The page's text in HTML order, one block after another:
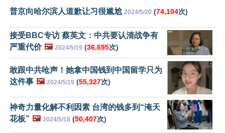
普京向哈尔滨人道歉让习很尴尬 2024/5/20 (74,104次)
接受BBC专访 蔡英文：中共要认清战争有
严重代价 🖼️ 2024/5/19 (36,695次)
敢跟中共呛声！她拿中国钱到中国留学只为
这件事 🖼️ 2024/5/19 (55,327次)
神奇力量化解不利因素 台湾的钱多到“淹天
花板” 🖼️ 2024/5/18 (50,407次)